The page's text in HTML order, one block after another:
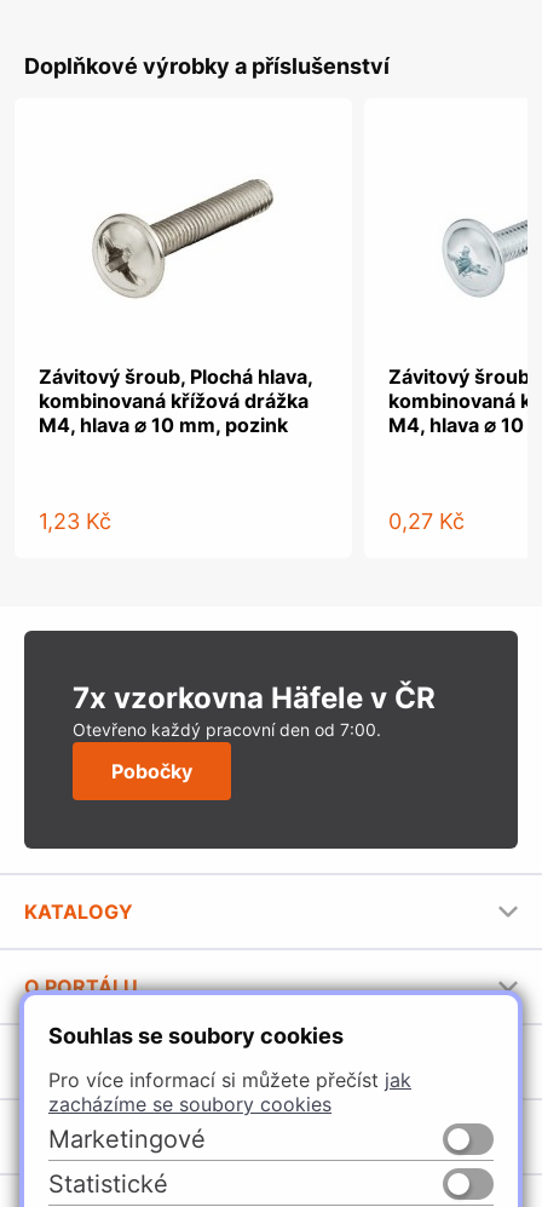
Souhlas se soubory cookies
Pro více informací si můžete přečíst jak
zacházíme se soubory cookies
Marketingové
Statistické
Doplňkové výrobky a příslušenství
Závitový šroub, Plochá hlava,
kombinovaná křížová drážka
M4, hlava ⌀ 10 mm, pozink
1,23 Kč
Závitový šroub,
kombinovaná
M4, hlava ⌀ 10
0,27 Kč
7x vzorkovna Häfele v ČR
Otevřeno každý pracovní den od 7:00.
Pobočky
KATALOGY
Stavební katalog Häfele
Brožury Häfele
O PORTÁLU
Provozovatel portálu
Jak používat portál
Úchytky
Nábytkové kování
Vybavení kuchyní
POBOČKY
Domašín